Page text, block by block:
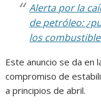
Alerta por la
de petróleo:
los
Este anuncio se da en
compromiso de
a principios de abril.